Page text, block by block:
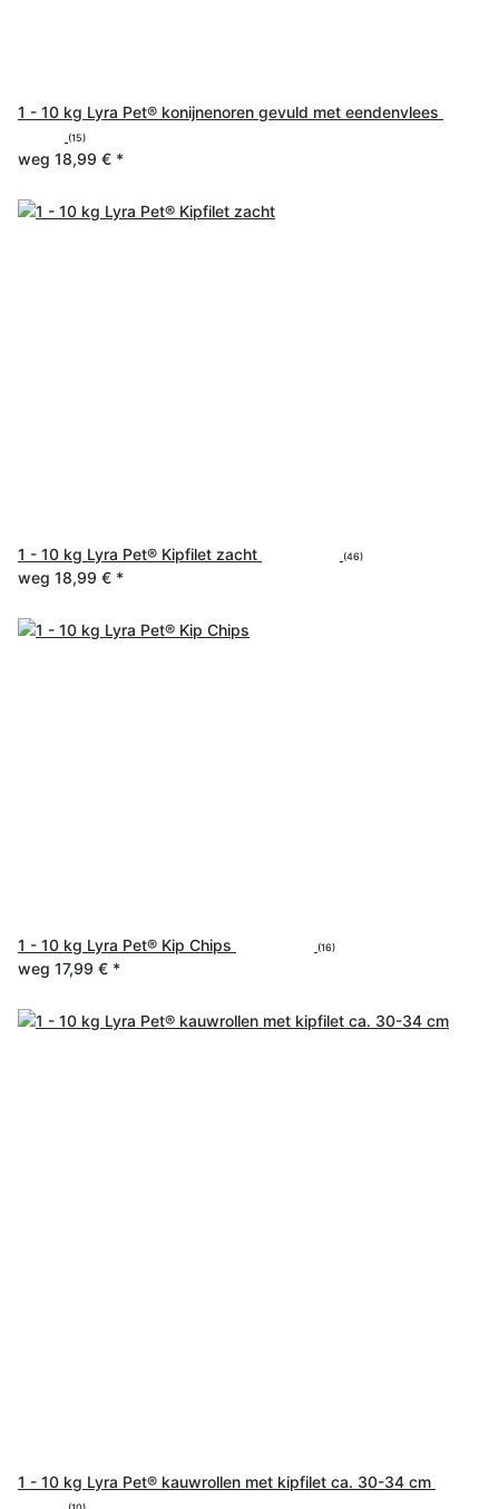
1 - 10 kg Lyra Pet® konijnenoren gevuld met eendenvlees
(15)
weg 18,99 € *
1 - 10 kg Lyra Pet® Kipfilet zacht (46)
weg 18,99 € *
1 - 10 kg Lyra Pet® Kip Chips (16)
weg 17,99 € *
1 - 10 kg Lyra Pet® kauwrollen met kipfilet ca. 30-34 cm